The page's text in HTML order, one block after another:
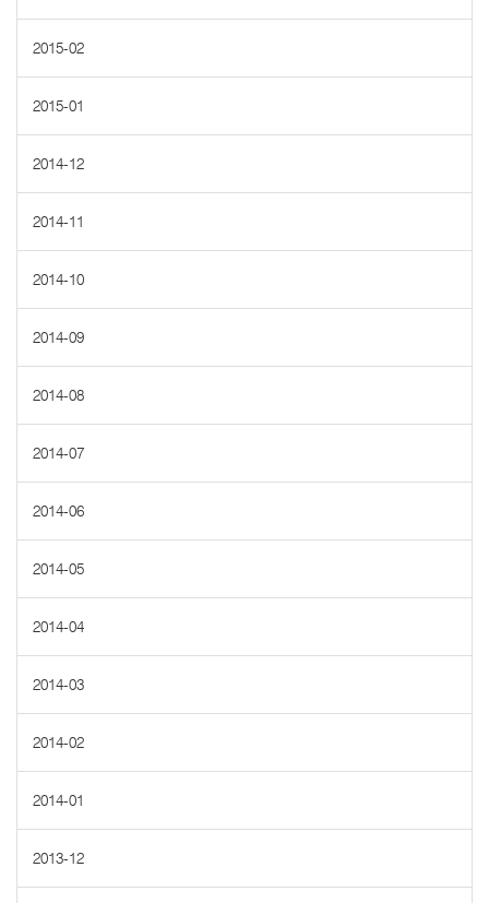
2015-02
2015-01
2014-12
2014-11
2014-10
2014-09
2014-08
2014-07
2014-06
2014-05
2014-04
2014-03
2014-02
2014-01
2013-12